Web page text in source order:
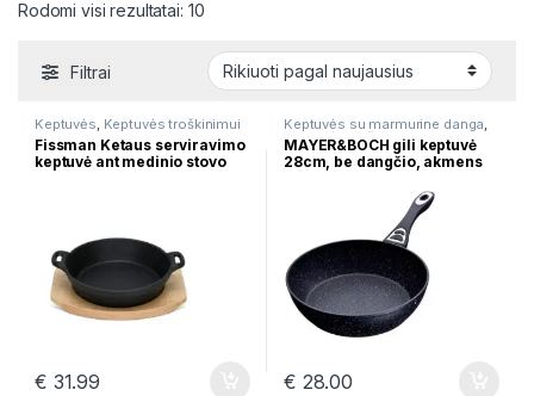
Rodomi visi rezultatai: 10Rūšiuojama pagal naujausią
Filtrai
Keptuvės Keptuvės troškinimui
Fissman Ketaus serviravimo
keptuvė ant medinio stovo
€ 31.99
Keptuvės su marmurine danga
Keptuvės troškinimui
MAYER&BOCH gili keptuvė
28cm, be dangčio, akmens
€ 28.00